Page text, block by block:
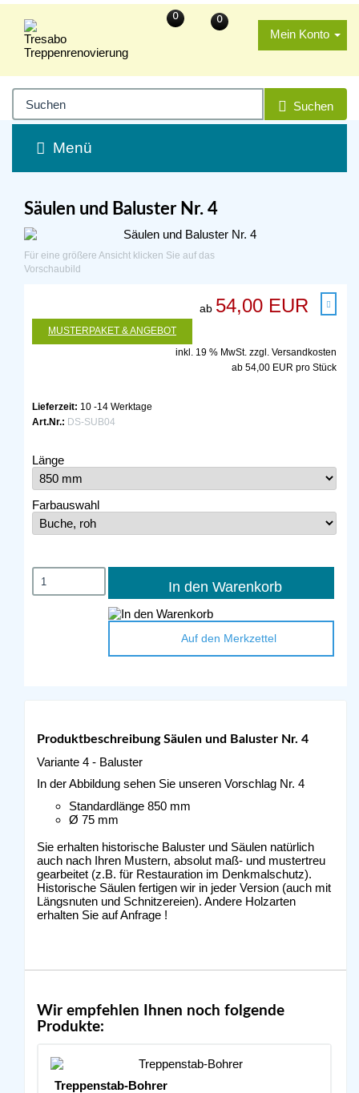
Mein Konto
0
0
Suchen
Menü
Säulen und Baluster Nr. 4
Für eine größere Ansicht klicken Sie auf das
Vorschaubild
ab 54,00 EUR
MUSTERPAKET & ANGEBOT
inkl. 19 % MwSt. zzgl. Versandkosten
ab 54,00 EUR pro Stück
Lieferzeit: 10 -14 Werktage
Art.Nr.: DS-SUB04
Länge
Farbauswahl
In den Warenkorb
Auf den Merkzettel
Produktbeschreibung Säulen und Baluster Nr. 4
Variante 4 - Baluster
In der Abbildung sehen Sie unseren Vorschlag Nr. 4
Standardlänge 850 mm
Ø 75 mm
Sie erhalten historische Baluster und Säulen natürlich
auch nach Ihren Mustern, absolut maß- und mustertreu
gearbeitet (z.B. für Restauration im Denkmalschutz).
Historische Säulen fertigen wir in jeder Version (auch mit
Längsnuten und Schnitzereien). Andere Holzarten
erhalten Sie auf Anfrage !
Wir empfehlen Ihnen noch folgende
Produkte:
Treppenstab-Bohrer